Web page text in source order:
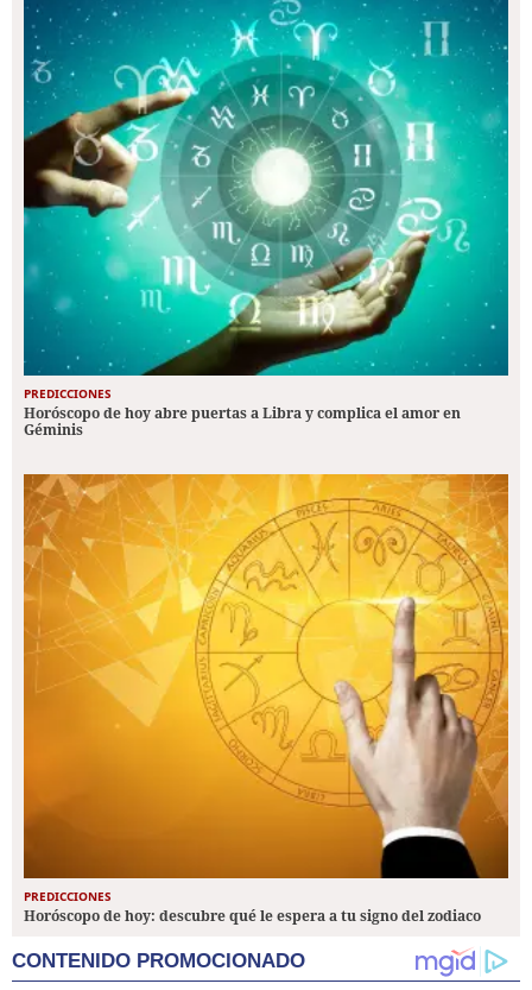
PREDICCIONES
Horóscopo de hoy abre puertas a Libra y complica el amor en
Géminis
PREDICCIONES
Horóscopo de hoy: descubre qué le espera a tu signo del zodiaco
CONTENIDO PROMOCIONADO